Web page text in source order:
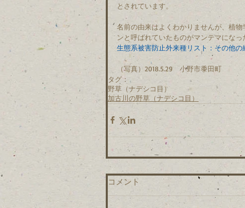
とされています。
名前の由来はよくわかりませんが、植
ンと呼ばれていたものがマンテマになっ
生態系被害防止外来種リスト：その他の
（写真）2018.5.29　小野市黍田町
タグ：
野草（ナデシコ目）
加古川の野草（ナデシコ目）
コメント